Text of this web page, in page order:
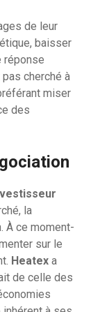
de leur
baisser
réponse
pas cherché à
miser
des
la
À ce moment-
sur le
Heatex a
de celle des